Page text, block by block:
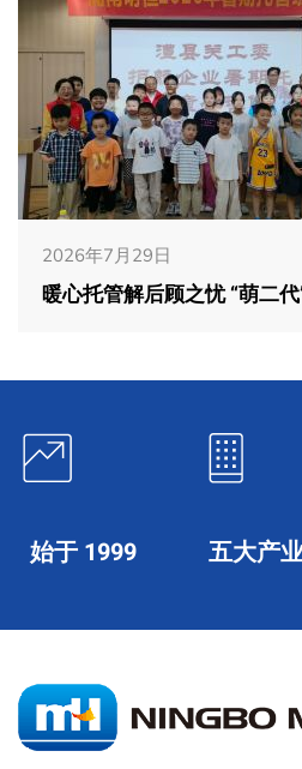
2026年7月29日
暖心托管解后顾之忧 “萌二
始于 1999 五大产